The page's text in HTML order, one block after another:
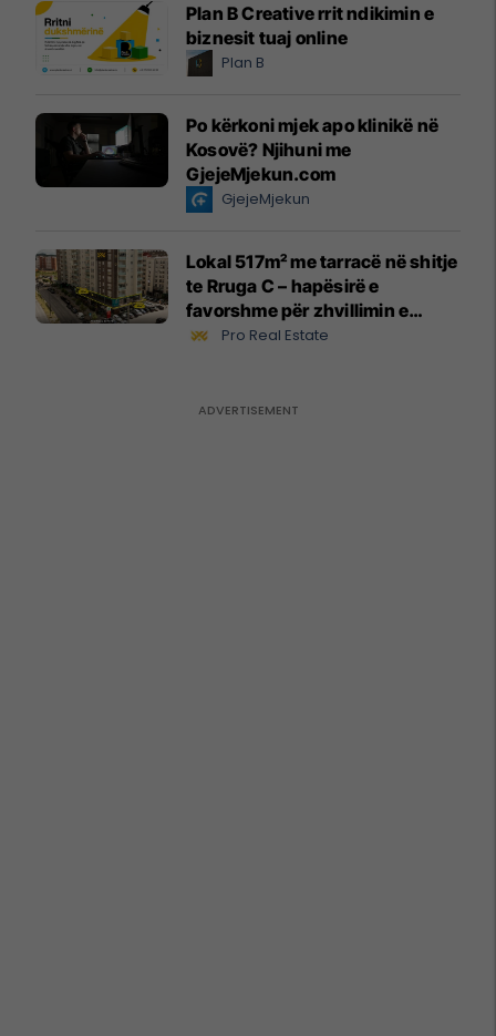
Plan B Creative rrit ndikimin e
biznesit tuaj online
Plan B
Po kërkoni mjek apo klinikë në
Kosovë? Njihuni me
GjejeMjekun.com
GjejeMjekun
Lokal 517m² me tarracë në shitje
te Rruga C – hapësirë e
favorshme për zhvillimin e
biznesit #15796
Pro Real Estate